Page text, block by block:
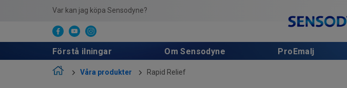
Var kan jag köpa Sensodyne?
Förstå ilningar Om Sensodyne ProEmalj
Våra produkter Rapid Relief